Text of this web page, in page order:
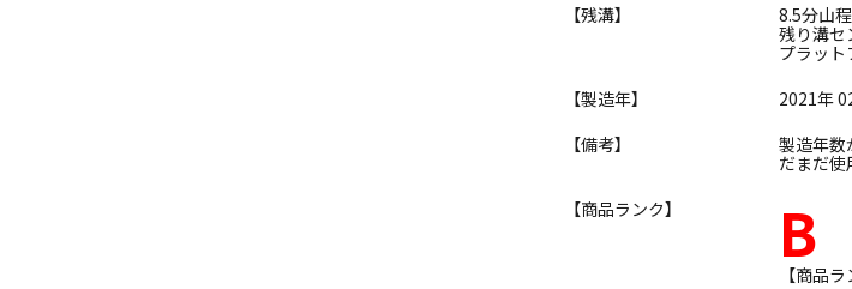
【残溝】
8.5分山
残り溝セ
プラッ
【製造年】
2021年
【備考】
製造年数
だまだ使
【商品ランク】
B
【商品